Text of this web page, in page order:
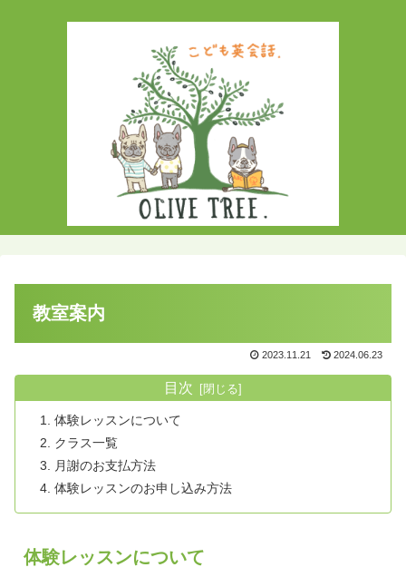
教室案内
2023.11.21 2024.06.23
目次
体験レッスンについて
クラス一覧
月謝のお支払方法
体験レッスンのお申し込み方法
体験レッスンについて